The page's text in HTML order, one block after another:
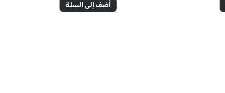
أضف إلى السلة